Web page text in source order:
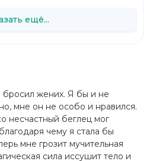
бросил жених. Я бы и не
мне он не особо и нравился.
несчастный беглец мог
чему я стала бы
мне грозит мучительная
сила иссушит тело и
ещё...